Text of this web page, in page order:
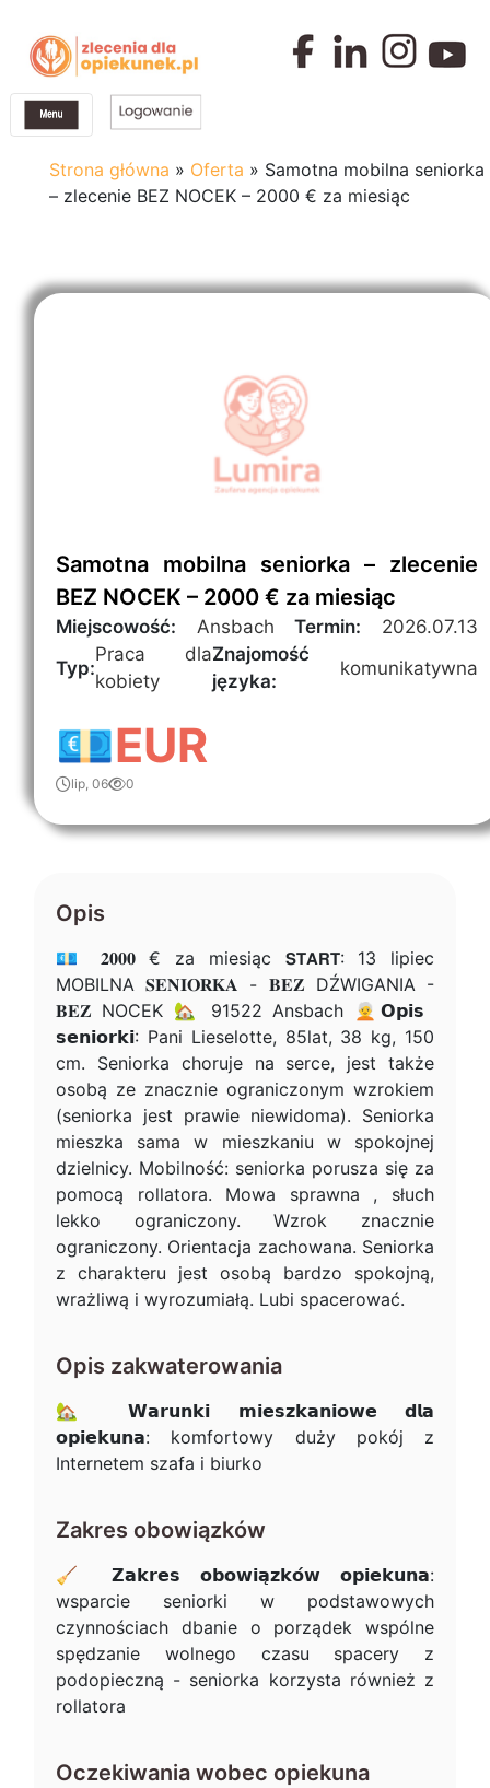
Strona główna » Oferta » Samotna mobilna seniorka
– zlecenie BEZ NOCEK – 2000 € za miesiąc
Samotna mobilna seniorka – zlecenie
BEZ NOCEK – 2000 € za miesiąc
Miejscowość: Ansbach Termin:
2026.07.13
Typ:
Praca dla
kobiety
Znajomość
języka:
komunikatywna
💶EUR
lip, 06 0
Opis
💶 𝟐𝟎𝟎𝟎 € za miesiąc 𝗦𝗧𝗔𝗥𝗧: 13 lipiec
MOBILNA 𝐒𝐄𝐍𝐈𝐎𝐑𝐊𝐀 - 𝐁𝐄𝐙 DŹWIGANIA -
𝐁𝐄𝐙 NOCEK 🏡 91522 Ansbach 🧑‍🦳𝗢𝗽𝗶𝘀
𝘀𝗲𝗻𝗶𝗼𝗿𝗸𝗶: Pani Lieselotte, 85lat, 38 kg, 150
cm. Seniorka choruje na serce, jest także
osobą ze znacznie ograniczonym wzrokiem
(seniorka jest prawie niewidoma). Seniorka
mieszka sama w mieszkaniu w spokojnej
dzielnicy. Mobilność: seniorka porusza się za
pomocą rollatora. Mowa sprawna , słuch
lekko ograniczony. Wzrok znacznie
ograniczony. Orientacja zachowana. Seniorka
z charakteru jest osobą bardzo spokojną,
wrażliwą i wyrozumiałą. Lubi spacerować.
Opis zakwaterowania
🏡 𝗪𝗮𝗿𝘂𝗻𝗸𝗶 𝗺𝗶𝗲𝘀𝘇𝗸𝗮𝗻𝗶𝗼𝘄𝗲 𝗱𝗹𝗮
𝗼𝗽𝗶𝗲𝗸𝘂𝗻𝗮: komfortowy duży pokój z
Internetem szafa i biurko
Zakres obowiązków
🧹 𝗭𝗮𝗸𝗿𝗲𝘀 𝗼𝗯𝗼𝘄𝗶𝗮̨𝘇𝗸𝗼́𝘄 𝗼𝗽𝗶𝗲𝗸𝘂𝗻𝗮:
wsparcie seniorki w podstawowych
czynnościach dbanie o porządek wspólne
spędzanie wolnego czasu spacery z
podopieczną - seniorka korzysta również z
rollatora
Oczekiwania wobec opiekuna